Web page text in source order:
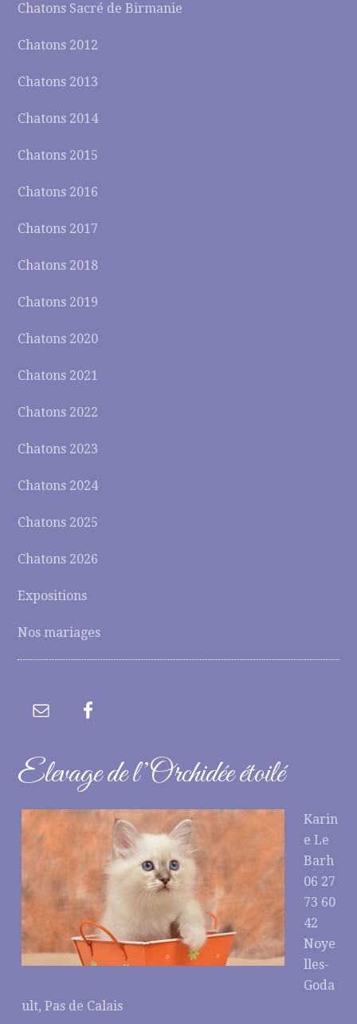
Chatons Sacré de Birmanie
Chatons 2012
Chatons 2013
Chatons 2014
Chatons 2015
Chatons 2016
Chatons 2017
Chatons 2018
Chatons 2019
Chatons 2020
Chatons 2021
Chatons 2022
Chatons 2023
Chatons 2024
Chatons 2025
Chatons 2026
Expositions
Nos mariages
Elevage de l’Orchidée étoilé
Karin
e Le
Barh
06 27
73 60
42
Noye
lles-
Goda
ult, Pas de Calais